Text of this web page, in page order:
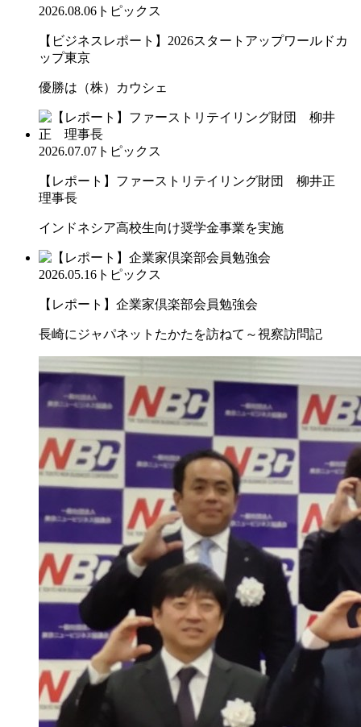
2026.08.06 トピックス
【ビジネスレポート】2026スタートアップワールドカ
ップ東京
優勝は（株）カウシェ
2026.07.07 トピックス
【レポート】ファーストリテイリング財団 柳井正
理事長
インドネシア高校生向け奨学金事業を実施
2026.05.16 トピックス
【レポート】企業家倶楽部会員勉強会
長崎にジャパネットたかたを訪ねて～視察訪問記